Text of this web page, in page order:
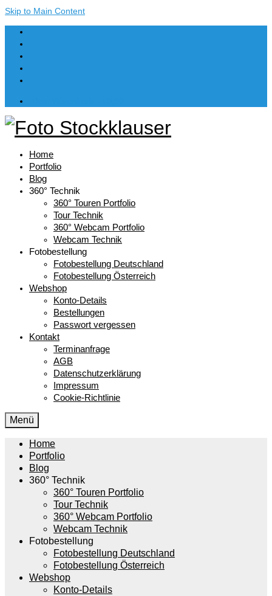
Skip to Main Content
Home
Portfolio
Blog
360° Technik
360° Touren Portfolio
Tour Technik
360° Webcam Portfolio
Webcam Technik
Fotobestellung
Fotobestellung Deutschland
Fotobestellung Österreich
Webshop
Konto-Details
Bestellungen
Passwort vergessen
Kontakt
Terminanfrage
AGB
Datenschutzerklärung
Impressum
Cookie-Richtlinie
Menü
Home
Portfolio
Blog
360° Technik
360° Touren Portfolio
Tour Technik
360° Webcam Portfolio
Webcam Technik
Fotobestellung
Fotobestellung Deutschland
Fotobestellung Österreich
Webshop
Konto-Details